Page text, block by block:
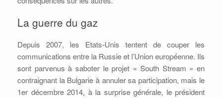
La guerre du gaz
Depuis 2007, les Etats-Unis tentent de couper les
communications entre la Russie et l’Union européenne. Ils
sont parvenus à saboter le projet « South Stream » en
contraignant la Bulgarie à annuler sa participation, mais le
1er décembre 2014, à la surprise générale, le président